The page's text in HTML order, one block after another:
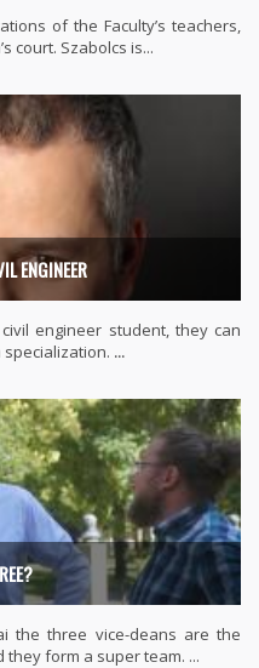
of the Faculty’s teachers,
court. Szabolcs is...
ENGINEER
engineer student, they can
...
the three vice-deans are the
form a super team. ...